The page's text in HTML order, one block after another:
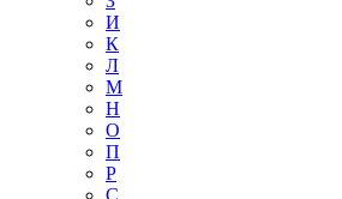
И
К
Л
М
Н
О
П
Р